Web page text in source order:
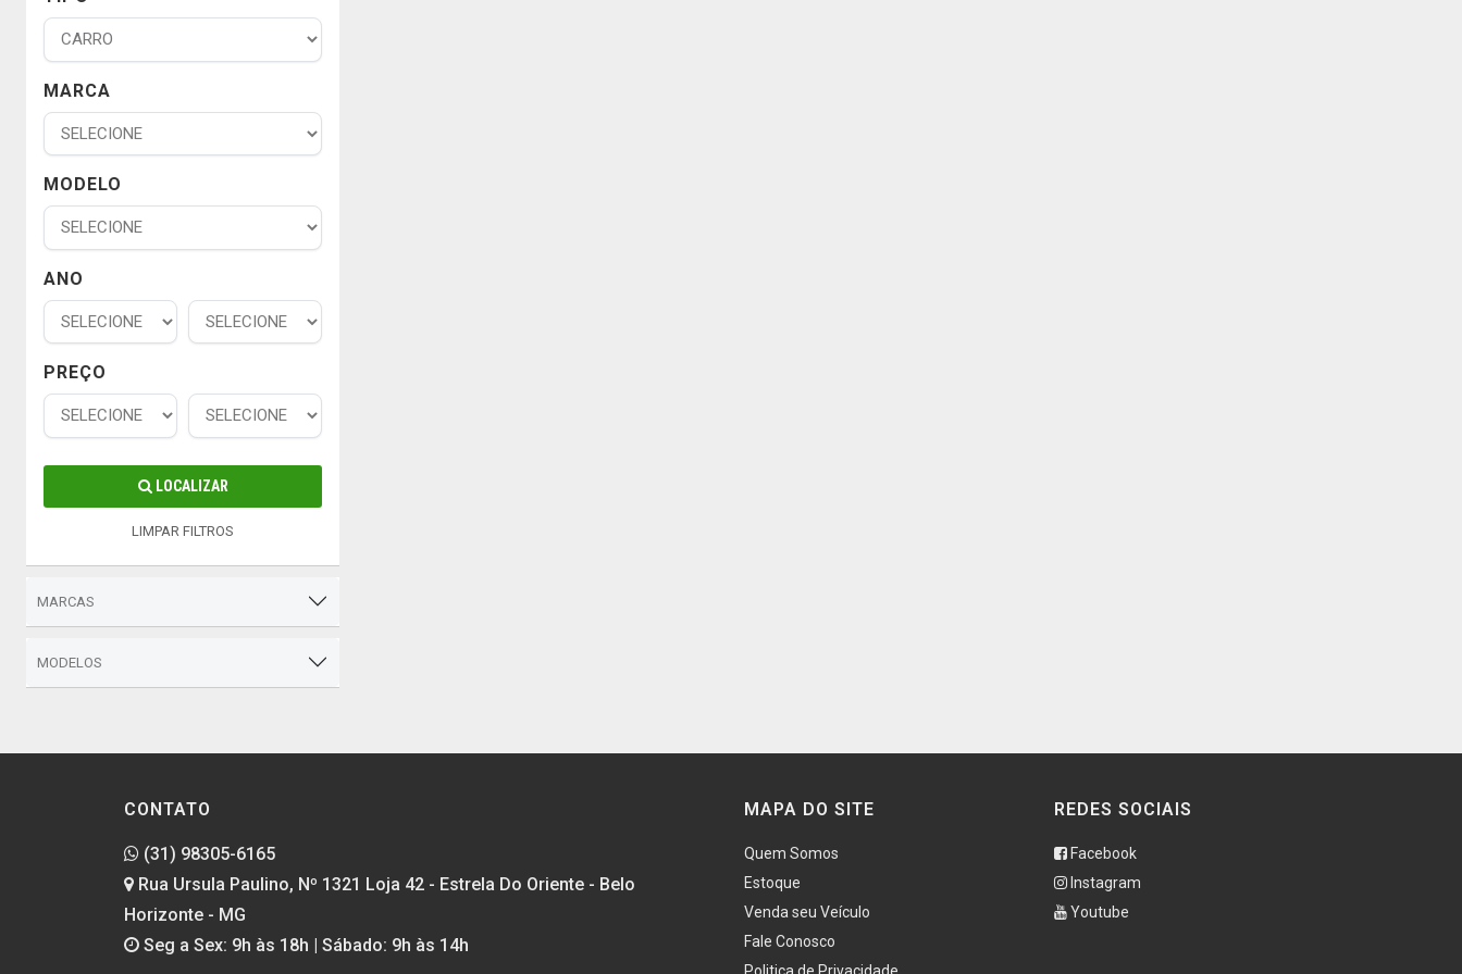
MARCA
MODELO
ANO
PREÇO
LOCALIZAR
LIMPAR FILTROS
MARCAS
MODELOS
CONTATO
(31) 98305-6165
Rua Ursula Paulino, Nº 1321 Loja 42 - Estrela Do Oriente - Belo
Horizonte - MG
Seg a Sex: 9h às 18h | Sábado: 9h às 14h
MAPA DO SITE
Quem Somos
Estoque
Venda seu Veículo
Fale Conosco
Politica de Privacidade
REDES SOCIAIS
Facebook
Instagram
Youtube